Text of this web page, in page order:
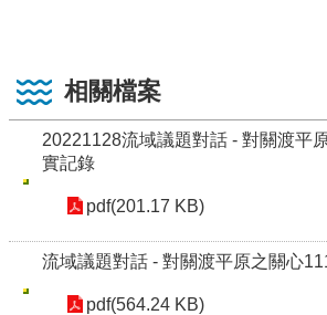
相關檔案
20221128流域議題對話 - 對關渡平
實記錄
pdf(201.17 KB)
流域議題對話 - 對關渡平原之關心
pdf(564.24 KB)